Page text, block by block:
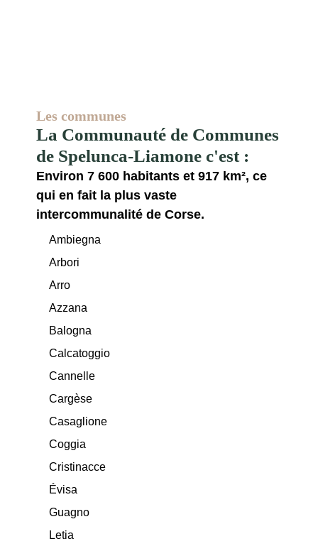
Les communes
La Communauté de Communes
de Spelunca-Liamone c'est :
Environ 7 600 habitants et 917 km², ce
qui en fait la plus vaste
intercommunalité de Corse.
Ambiegna
Arbori
Arro
Azzana
Balogna
Calcatoggio
Cannelle
Cargèse
Casaglione
Coggia
Cristinacce
Évisa
Guagno
Letia